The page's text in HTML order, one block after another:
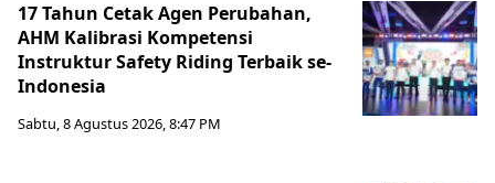
17 Tahun Cetak Agen Perubahan,
AHM Kalibrasi Kompetensi
Instruktur Safety Riding Terbaik se-
Indonesia
Sabtu, 8 Agustus 2026, 8:47 PM